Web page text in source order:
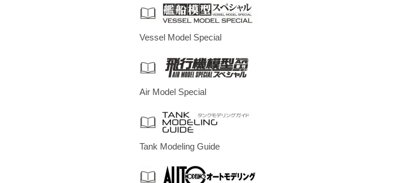
Vessel Model Special
Air Model Special
Tank Modeling Guide